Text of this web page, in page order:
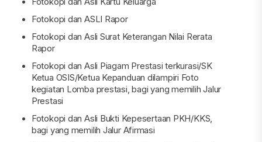
Fotokopi dan ASLI Rapor
Fotokopi dan Asli Surat Keterangan Nilai Rerata
Rapor
Fotokopi dan Asli Piagam Prestasi terkurasi/SK
Ketua OSIS/Ketua Kepanduan dilampiri Foto
kegiatan Lomba prestasi, bagi yang memilih Jalur
Prestasi
Fotokopi dan Asli Bukti Kepesertaan PKH/KKS,
bagi yang memilih Jalur Afirmasi